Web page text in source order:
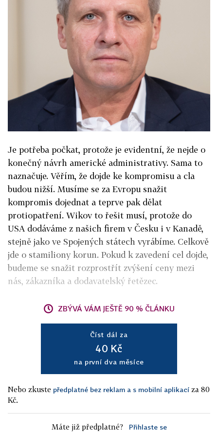
Je potřeba počkat, protože je evidentní, že nejde o
konečný návrh americké administrativy. Sama to
naznačuje. Věřím, že dojde ke kompromisu a cla
budou nižší. Musíme se za Evropu snažit
kompromis dojednat a teprve pak dělat
protiopatření. Wikov to řešit musí, protože do
USA dodáváme z našich firem v Česku i v Kanadě,
stejně jako ve Spojených státech vyrábíme. Celkově
jde o stamiliony korun. Pokud k zavedení cel dojde,
budeme se snažit rozprostřít zvýšení ceny mezi
nás, zákazníka a dodavatelský řetězec.
ZBÝVÁ VÁM JEŠTĚ 90 % ČLÁNKU
Číst dál za
40 Kč
na první dva měsíce
Nebo zkuste předplatné bez reklam a s mobilní aplikací za 80
Kč.
Máte již předplatné? Přihlaste se